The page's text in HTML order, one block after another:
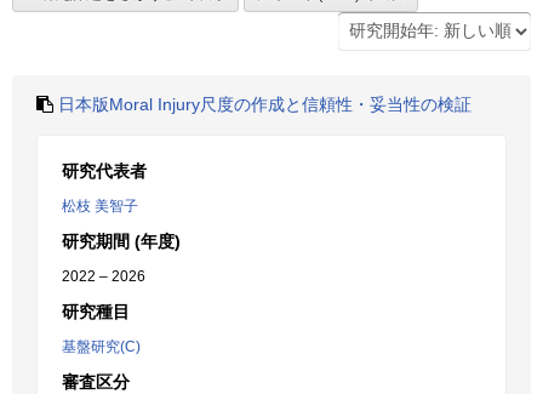
日本版Moral Injury尺度の作成と信頼性・妥当性の検証
研究代表者
松枝 美智子
研究期間 (年度)
2022 – 2026
研究種目
基盤研究(C)
審査区分